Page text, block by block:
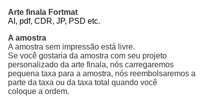
Arte finala Fortmat
AI, pdf, CDR, JP, PSD etc.
A amostra
A amostra sem impressão está livre.
Se você gostaria da amostra com seu projeto
personalizado da arte finala, nós carregaremos
pequena taxa para a amostra, nós reembolsaremos a
parte da taxa ou da taxa total quando você
coloque a ordem.